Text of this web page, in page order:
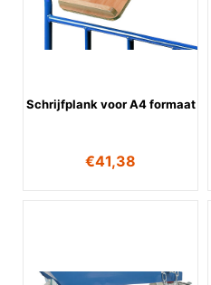
Schrijfplank voor A4 formaat
€41,38